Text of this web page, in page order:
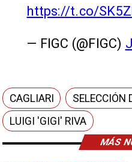
MÁS
https://t.co/
— FIGC (@FIGC)
CAGLIARI
SELECCIÓN
LUIGI 'GIGI' RIVA